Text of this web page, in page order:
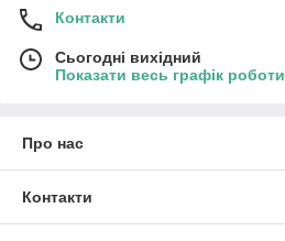
Контакти
Сьогодні вихідний
Показати весь графік роботи
Про нас
Контакти